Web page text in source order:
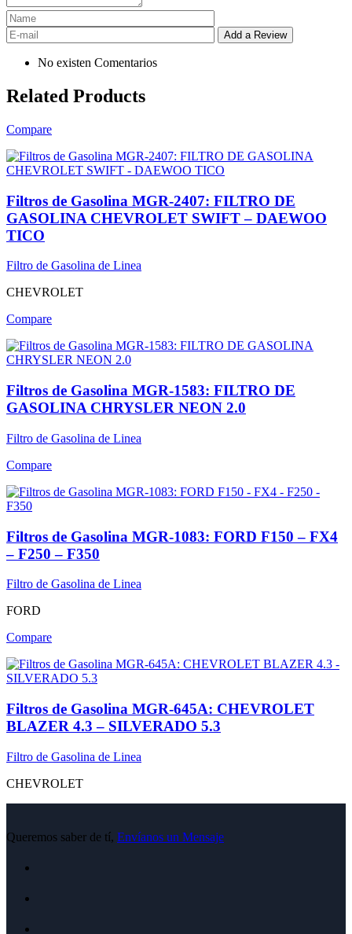
No existen Comentarios
Related Products
Compare
Filtros de Gasolina MGR-2407: FILTRO DE
GASOLINA CHEVROLET SWIFT – DAEWOO
TICO
Filtro de Gasolina de Linea
CHEVROLET
Compare
Filtros de Gasolina MGR-1583: FILTRO DE
GASOLINA CHRYSLER NEON 2.0
Filtro de Gasolina de Linea
Compare
Filtros de Gasolina MGR-1083: FORD F150 – FX4
– F250 – F350
Filtro de Gasolina de Linea
FORD
Compare
Filtros de Gasolina MGR-645A: CHEVROLET
BLAZER 4.3 – SILVERADO 5.3
Filtro de Gasolina de Linea
CHEVROLET
Queremos saber de tí, Envíanos un Mensaje